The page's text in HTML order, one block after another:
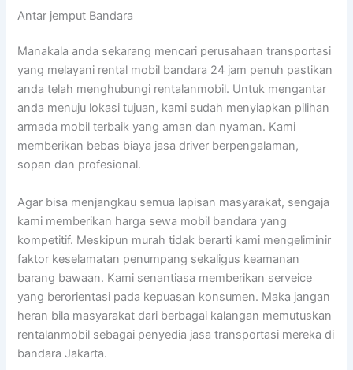
Antar jemput Bandara
Manakala anda sekarang mencari perusahaan transportasi
yang melayani rental mobil bandara 24 jam penuh pastikan
anda telah menghubungi rentalanmobil. Untuk mengantar
anda menuju lokasi tujuan, kami sudah menyiapkan pilihan
armada mobil terbaik yang aman dan nyaman. Kami
memberikan bebas biaya jasa driver berpengalaman,
sopan dan profesional.
Agar bisa menjangkau semua lapisan masyarakat, sengaja
kami memberikan harga sewa mobil bandara yang
kompetitif. Meskipun murah tidak berarti kami mengeliminir
faktor keselamatan penumpang sekaligus keamanan
barang bawaan. Kami senantiasa memberikan serveice
yang berorientasi pada kepuasan konsumen. Maka jangan
heran bila masyarakat dari berbagai kalangan memutuskan
rentalanmobil sebagai penyedia jasa transportasi mereka di
bandara Jakarta.